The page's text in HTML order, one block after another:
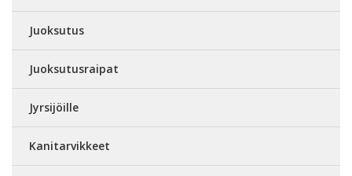
Juoksutus
Juoksutusraipat
Jyrsijöille
Kanitarvikkeet